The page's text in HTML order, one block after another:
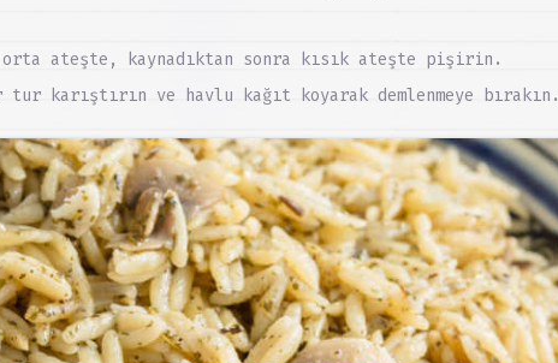
ateşte, kaynadıktan sonra kısık ateşte pişirin.
karıştırın ve havlu kağıt koyarak demlenmeye bırakın.